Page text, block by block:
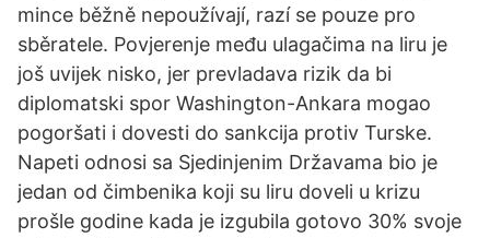
mince běžně nepoužívají, razí se pouze pro
sběratele. Povjerenje među ulagačima na liru je
još uvijek nisko, jer prevladava rizik da bi
diplomatski spor Washington-Ankara mogao
pogoršati i dovesti do sankcija protiv Turske.
Napeti odnosi sa Sjedinjenim Državama bio je
jedan od čimbenika koji su liru doveli u krizu
prošle godine kada je izgubila gotovo 30% svoje